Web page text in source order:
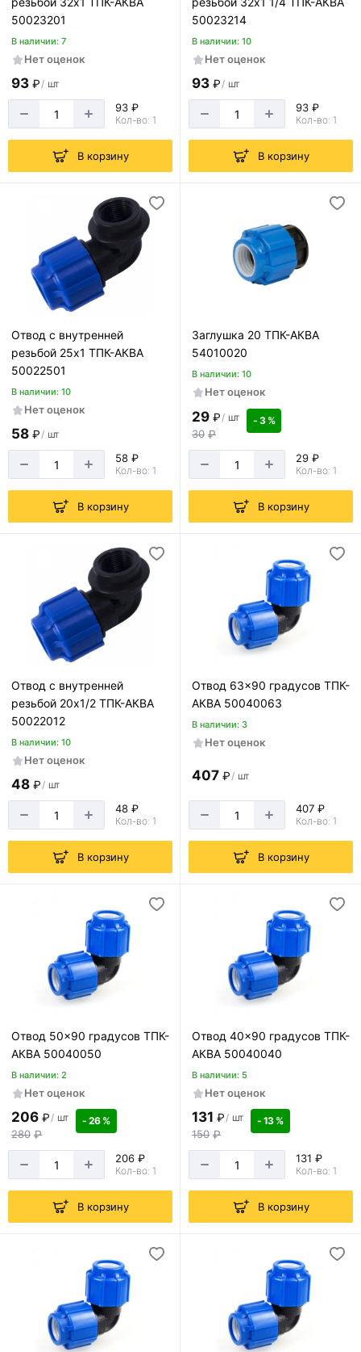
50023201
В наличии: 7
Нет оценок
93 ₽/ шт
93 ₽
Кол-во: 1
В корзину
50023214
В наличии: 10
Нет оценок
93 ₽/ шт
93 ₽
Кол-во: 1
В корзину
Отвод с внутренней
резьбой 25х1 ТПК-АКВА
50022501
В наличии: 10
Нет оценок
58 ₽/ шт
58 ₽
Кол-во: 1
В корзину
Заглушка 20 ТПК-АКВА
54010020
В наличии: 10
Нет оценок
29 ₽ / шт
30 ₽
- 3 %
29 ₽
Кол-во: 1
В корзину
Отвод с внутренней
резьбой 20х1/2 ТПК-АКВА
50022012
В наличии: 10
Нет оценок
48 ₽/ шт
48 ₽
Кол-во: 1
В корзину
Отвод 63x90 градусов ТПК-
АКВА 50040063
В наличии: 3
Нет оценок
407 ₽/ шт
407 ₽
Кол-во: 1
В корзину
Отвод 50x90 градусов ТПК-
АКВА 50040050
В наличии: 2
Нет оценок
206 ₽/ шт
280 ₽
- 26 %
206 ₽
Кол-во: 1
В корзину
Отвод 40x90 градусов ТПК-
АКВА 50040040
В наличии: 5
Нет оценок
131 ₽/ шт
150 ₽
- 13 %
131 ₽
Кол-во: 1
В корзину